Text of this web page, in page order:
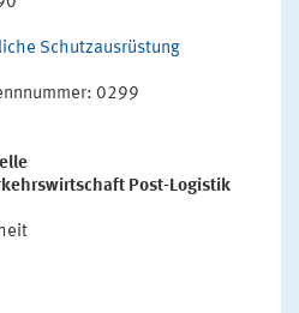
Schutzausrüstung
0299
Post-Logistik